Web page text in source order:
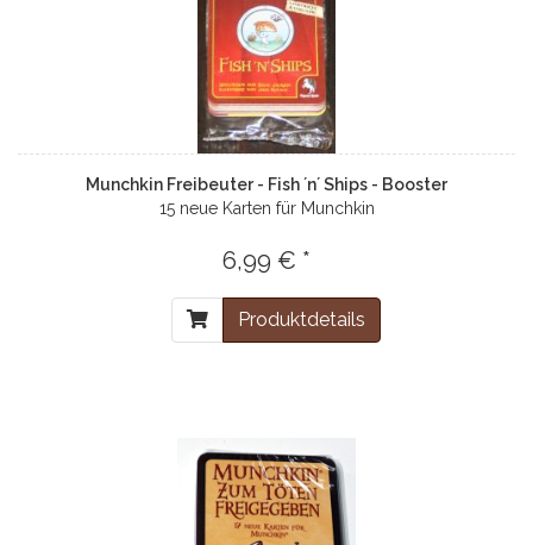
Munchkin Freibeuter - Fish ´n´ Ships - Booster
15 neue Karten für Munchkin
6,99 € *
Produktdetails